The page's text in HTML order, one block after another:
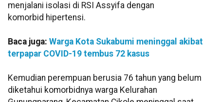
menjalani isolasi di RSI Assyifa dengan
komorbid hipertensi.
Baca juga: Warga Kota Sukabumi meninggal akibat
terpapar COVID-19 tembus 72 kasus
Kemudian perempuan berusia 76 tahun yang belum
diketahui komorbidnya warga Kelurahan